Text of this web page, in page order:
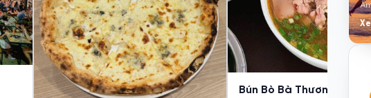
Bún Bò Bà Thương - Đối